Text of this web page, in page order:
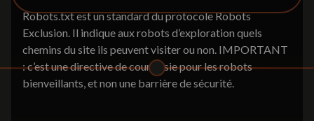
Identité visuelle
Print et support de
communication
Brochures & Catalogues
Dépliants & Flyers
Robots.txt est un standard du protocole Robots
Exclusion. Il indique aux robots d’exploration quels
chemins du site ils peuvent visiter ou non. IMPORTANT
: c’est une directive de courtoisie pour les robots
bienveillants, et non une barrière de sécurité.